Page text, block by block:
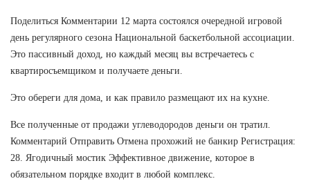
Поделиться Комментарии 12 марта состоялся очередной игровой
день регулярного сезона Национальной баскетбольной ассоциации.
Это пассивный доход, но каждый месяц вы встречаетесь с
квартиросъемщиком и получаете деньги.
Это обереги для дома, и как правило размещают их на кухне.
Все полученные от продажи углеводородов деньги он тратил.
Комментарий Отправить Отмена прохожий не банкир Регистрация:
28. Ягодичный мостик Эффективное движение, которое в
обязательном порядке входит в любой комплекс.